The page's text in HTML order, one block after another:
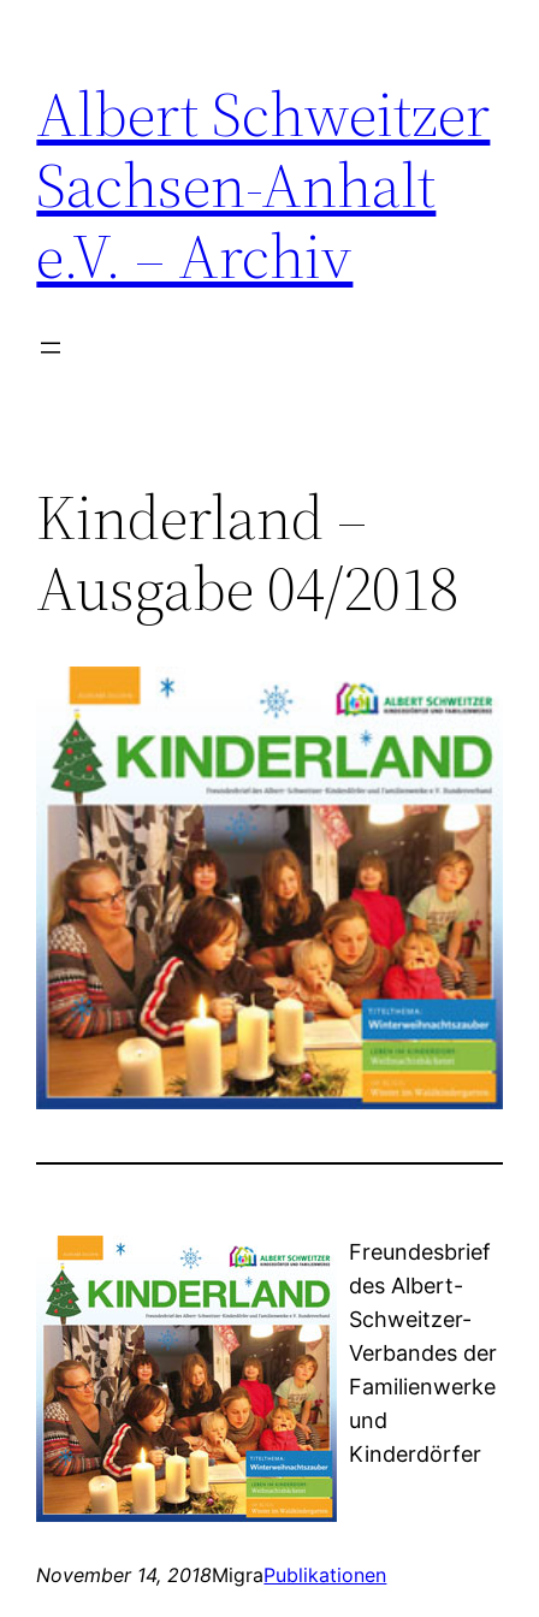
springen
Albert Schweitzer
Sachsen-Anhalt
e.V. – Archiv
Kinderland –
Ausgabe 04/2018
Freundesbrief
des Albert-
Schweitzer-
Verbandes der
Familienwerke
und
Kinderdörfer
November 14, 2018MigraPublikationen